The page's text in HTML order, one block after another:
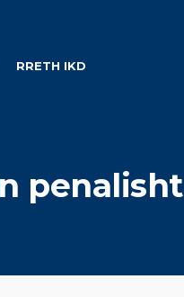
RRETH IKD
penalisht